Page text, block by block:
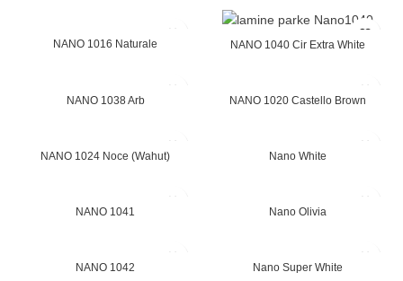
NANO 1016 Naturale NANO 1040 Cir Extra White
NANO 1038 Arb NANO 1020 Castello Brown
NANO 1024 Noce (Wahut) Nano White
NANO 1041 Nano Olivia
NANO 1042 Nano Super White